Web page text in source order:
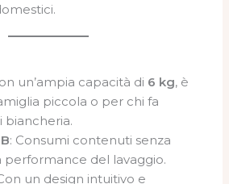
un’ampia capacità di 6 kg, è
piccola o per chi fa
biancheria.
: Consumi contenuti senza
del lavaggio.
un design intuitivo e